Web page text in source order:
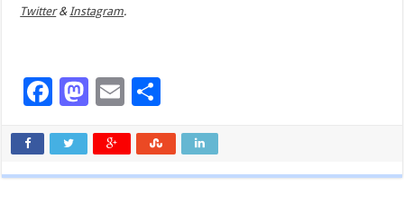
Twitter& Instagram.
Facebook
Mastodon
Email